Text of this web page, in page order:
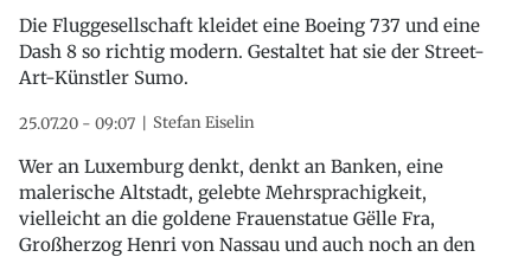
Die Fluggesellschaft kleidet eine Boeing 737 und eine
Dash 8 so richtig modern. Gestaltet hat sie der Street-
Art-Künstler Sumo.
25.07.20 - 09:07 Stefan Eiselin
Wer an Luxemburg denkt, denkt an Banken, eine
malerische Altstadt, gelebte Mehrsprachigkeit,
vielleicht an die goldene Frauenstatue Gëlle Fra,
Großherzog Henri von Nassau und auch noch an den